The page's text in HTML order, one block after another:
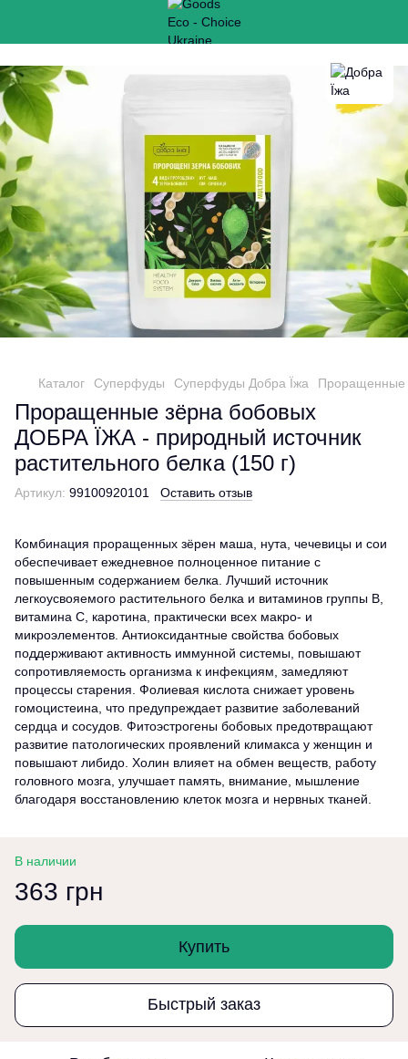
Каталог Суперфуды Суперфуды Добра Їжа Проращенные
Проращенные зёрна бобовых
ДОБРА ЇЖА - природный источник
растительного белка (150 г)
Артикул: 99100920101 Оставить отзыв
Комбинация проращенных зёрен маша, нута, чечевицы и сои
обеспечивает ежедневное полноценное питание с
повышенным содержанием белка. Лучший источник
легкоусвояемого растительного белка и витаминов группы В,
витамина С, каротина, практически всех макро- и
микроэлементов. Антиоксидантные свойства бобовых
поддерживают активность иммунной системы, повышают
сопротивляемость организма к инфекциям, замедляют
процессы старения. Фолиевая кислота снижает уровень
гомоцистеина, что предупреждает развитие заболеваний
сердца и сосудов. Фитоэстрогены бобовых предотвращают
развитие патологических проявлений климакса у женщин и
повышают либидо. Холин влияет на обмен веществ, работу
головного мозга, улучшает память, внимание, мышление
благодаря восстановлению клеток мозга и нервных тканей.
В наличии
363 грн
Купить
Быстрый заказ